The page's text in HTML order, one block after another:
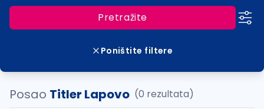
Pretražite
Poništite filtere
Posao Titler Lapovo (0 rezultata)